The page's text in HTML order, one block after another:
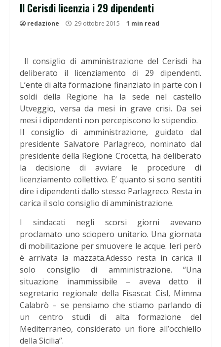
Il Cerisdi licenzia i 29 dipendenti
redazione 29 ottobre 2015 1 min read
Il consiglio di amministrazione del Cerisdi ha
deliberato il licenziamento di 29 dipendenti.
L’ente di alta formazione finanziato in parte con i
soldi della Regione ha la sede nel castello
Utveggio, versa da mesi in grave crisi. Da sei
mesi i dipendenti non percepiscono lo stipendio.
Il consiglio di amministrazione, guidato dal
presidente Salvatore Parlagreco, nominato dal
presidente della Regione Crocetta, ha deliberato
la decisione di avviare le procedure di
licenziamento collettivo. E’ quanto si sono sentiti
dire i dipendenti dallo stesso Parlagreco. Resta in
carica il solo consiglio di amministrazione.
I sindacati negli scorsi giorni avevano
proclamato uno sciopero unitario. Una giornata
di mobilitazione per smuovere le acque. Ieri però
è arrivata la mazzata.Adesso resta in carica il
solo consiglio di amministrazione. “Una
situazione inammissibile – aveva detto il
segretario regionale della Fisascat Cisl, Mimma
Calabrò – se pensiamo che stiamo parlando di
un centro studi di alta formazione del
Mediterraneo, considerato un fiore all’occhiello
della Sicilia”.